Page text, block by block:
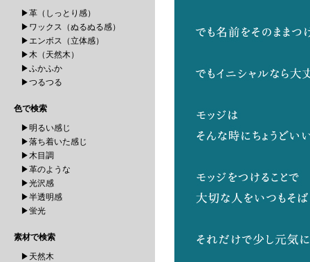
▶革（しっとり感）
▶ワックス（ぬるぬる感）
▶エンボス（立体感）
▶木（天然木）
▶ふかふか
▶つるつる
色で検索
▶明るい感じ
▶落ち着いた感じ
▶木目調
▶革のような
▶光沢感
▶半透明感
▶蛍光
素材で検索
▶天然木